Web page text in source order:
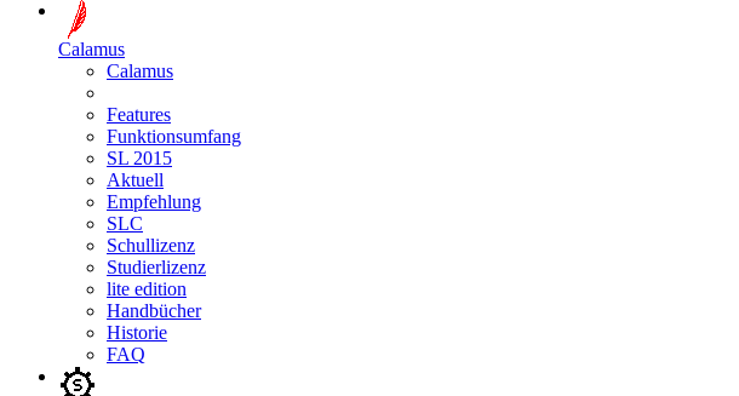
Calamus
Calamus
Features
Funktionsumfang
SL 2015
Aktuell
Empfehlung
SLC
Schullizenz
Studierlizenz
lite edition
Handbücher
Historie
FAQ